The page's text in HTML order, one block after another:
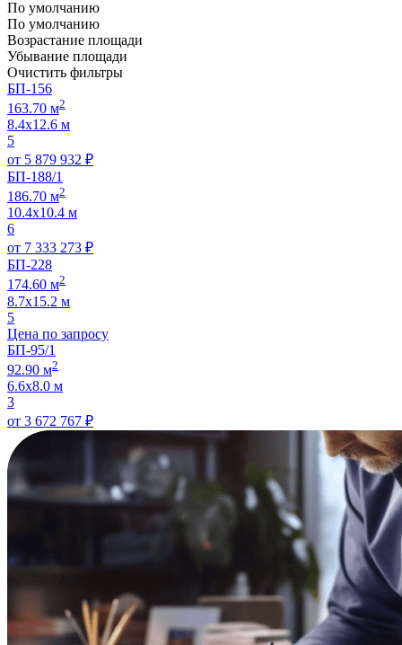
По умолчанию
По умолчанию
Возрастание площади
Убывание площади
Очистить фильтры
БП-156
163.70 м2
8.4х12.6 м
5
от 5 879 932 ₽
БП-188/1
186.70 м2
10.4х10.4 м
6
от 7 333 273 ₽
БП-228
174.60 м2
8.7х15.2 м
5
Цена по запросу
БП-95/1
92.90 м2
6.6х8.0 м
3
от 3 672 767 ₽